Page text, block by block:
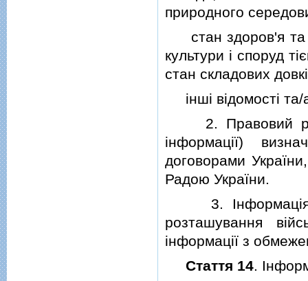
природного
стан здоров'я та
культури i споруд
стан складових
iншi вiдомостi та/
2. Правовий
iнформацiї)
договорами
Радою України.
3. Iнформацiя
розташування
iнформацiї з
Стаття 14.